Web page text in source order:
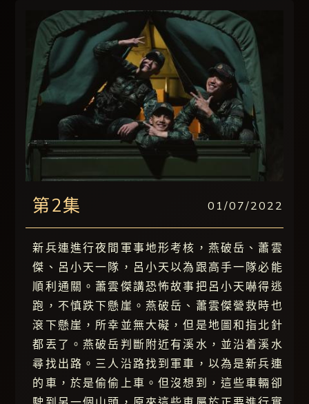
第2集 01/07/2022
新兵連進行夜間軍事地形考核，燕破岳、蕭雲
傑、呂小天一隊，呂小天以為跟高手一隊必能
順利通關。蕭雲傑講恐怖故事把呂小天嚇得逃
跑，不慎跌下懸崖。燕破岳、蕭雲傑營救時也
滾下懸崖，所幸並無大礙，但是地圖和指北針
都丟了。燕破岳判斷附近有溪水，並沿着溪水
尋找出路。三人沿路找到軍車，以為是新兵連
的車，於是偷偷上車。但沒想到，這些車輛卻